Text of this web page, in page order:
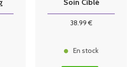
Soin Ciblé
Types de
38.99€
En stock